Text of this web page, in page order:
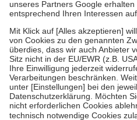
Um das Engagement der
stärken und die besondere
fallenkeine Zuzahlungenan bei:
• Kindern und Jugendlichen bis
mit Ausnahme der Fahrkosten
• Untersuchungen zur Vorsorge
GKV getragen werden
• empfohlenen Schutzimpfungen
• Harn- und Blutteststreifen